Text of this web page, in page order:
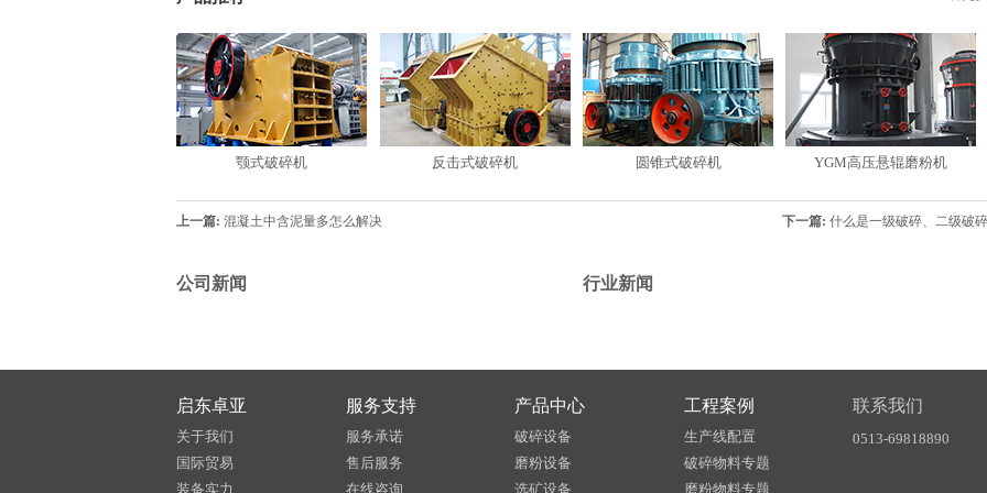
颚式破碎机 反击式破碎机 圆锥式破碎机 YGM高压悬辊磨粉机
上一篇: 混凝土中含泥量多怎么解决 下一篇: 什么是一级破碎、二级破
公司新闻 行业新闻
启东卓亚
关于我们
国际贸易
装备实力
服务支持
服务承诺
售后服务
在线咨询
产品中心
破碎设备
磨粉设备
选矿设备
工程案例
生产线配置
破碎物料专题
磨粉物料专题
联系我们
0513-69818890